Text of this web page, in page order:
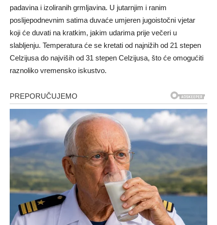
padavina i izoliranih grmljavina. U jutarnjim i ranim
poslijepodnevnim satima duvaće umjeren jugoistočni vjetar
koji će duvati na kratkim, jakim udarima prije večeri u
slabljenju. Temperatura će se kretati od najnižih od 21 stepen
Celzijusa do najviših od 31 stepen Celzijusa, što će omogućiti
raznoliko vremensko iskustvo.